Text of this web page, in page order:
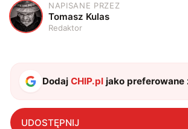
T
NAPISANE PRZEZ
Tomasz Kulas
Redaktor
DodajCHIP.pl jako preferowane
UDOSTĘPNIJ